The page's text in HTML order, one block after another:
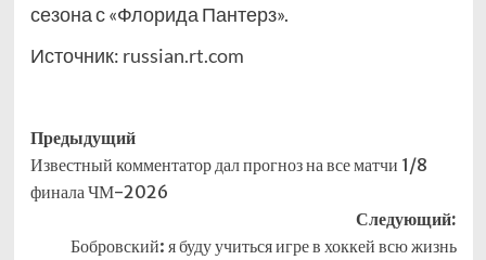
сезона с «Флорида Пантерз».
Источник: russian.rt.com
Навигация
записи
Предыдущий
Известный комментатор дал прогноз на все матчи 1/8
финала ЧМ-2026
Следующий:
Бобровский: я буду учиться игре в хоккей всю жизнь